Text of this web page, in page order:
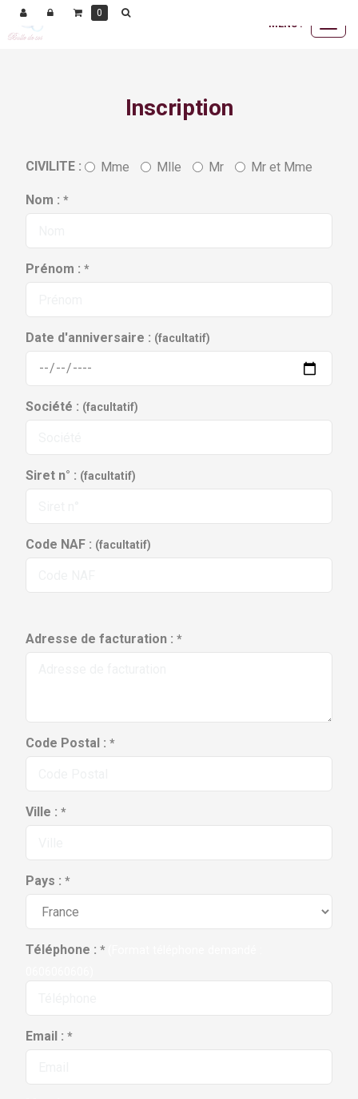
Ouvrir
le
MENU :
Inscription
CIVILITE : Mme Mlle Mr Mr et Mme
Nom :*
Prénom :*
Date d'anniversaire : (facultatif)
Société : (facultatif)
Siret n° : (facultatif)
Code NAF : (facultatif)
Adresse de facturation :*
Code Postal :*
Ville :*
Pays :*
Téléphone :*
Email :*
0
Panneau de gestion des cookies